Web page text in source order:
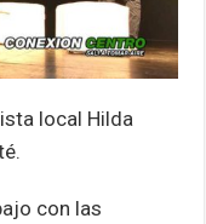
local Hilda
con las